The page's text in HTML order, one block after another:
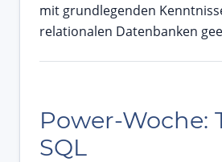
mit grundlegenden
relationalen Datenbanken
Power-Woche:
SQL